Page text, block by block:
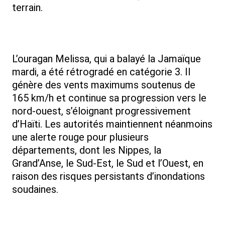
terrain.
L’ouragan Melissa, qui a balayé la Jamaïque
mardi, a été rétrogradé en catégorie 3. Il
génère des vents maximums soutenus de
165 km/h et continue sa progression vers le
nord-ouest, s’éloignant progressivement
d’Haïti. Les autorités maintiennent néanmoins
une alerte rouge pour plusieurs
départements, dont les Nippes, la
Grand’Anse, le Sud-Est, le Sud et l’Ouest, en
raison des risques persistants d’inondations
soudaines.